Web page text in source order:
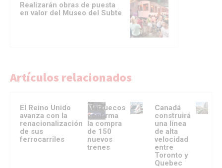
Realizarán obras de puesta
en valor del Museo del Subte
Artículos relacionados
El Reino Unido
avanza con la
renacionalización
de sus
ferrocarriles
Marruecos
confirma
la compra
de 150
nuevos
trenes
Canadá
construirá
una línea
de alta
velocidad
entre
Toronto y
Quebec